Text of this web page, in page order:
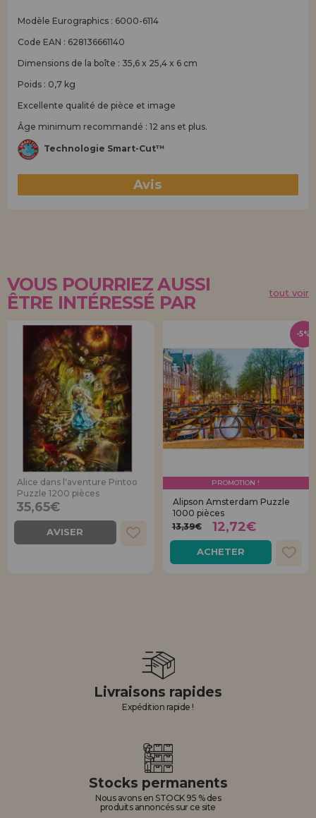
Modèle Eurographics : 6000-6114
Code EAN : 628136661140
Dimensions de la boîte : 35,6 x 25,4 x 6 cm
Poids : 0,7 kg
Excellente qualité de pièce et image
Âge minimum recommandé : 12 ans et plus.
Technologie Smart-Cut™
Avis
VOUS POURRIEZ AUSSI
ÊTRE INTÉRESSÉ PAR
tout voir
Alice dans l'aventure Pintoo
Puzzle 1200 pièces
35,65€
AVISER
PROMOTION !
Alipson Amsterdam Puzzle
1000 pièces
13,39€
12,72€
ACHETER
-5%
Livraisons rapides
Expédition rapide !
Stocks permanents
Nous avons en STOCK 95 % des
produits annoncés sur ce site